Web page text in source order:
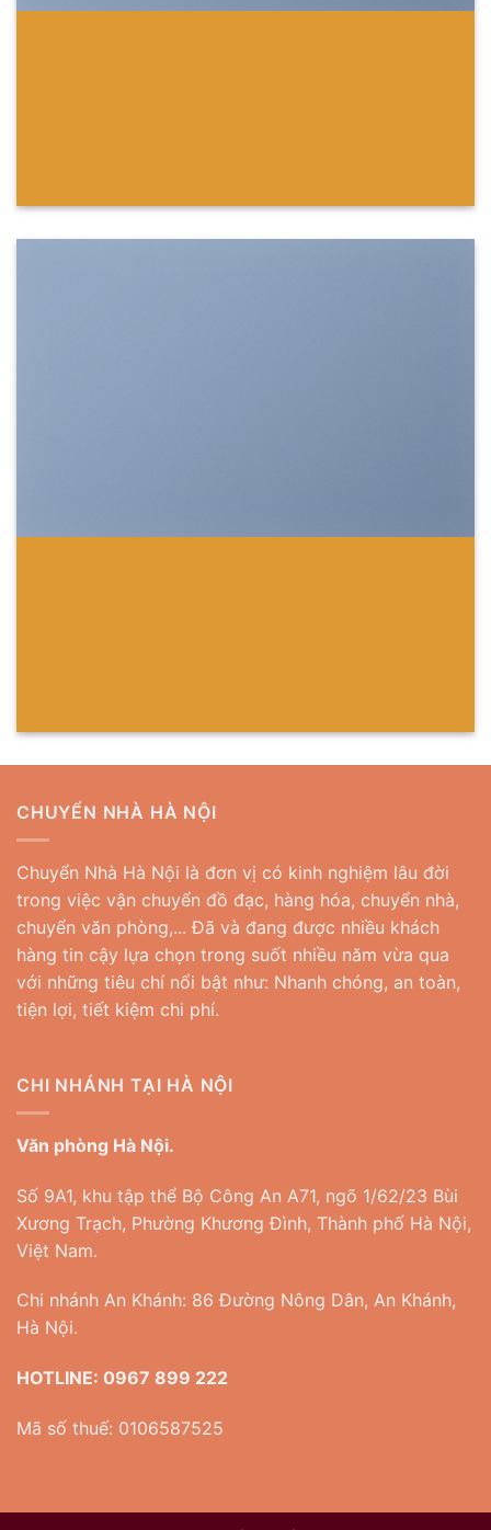
CHUYỂN NHÀ HÀ NỘI
Chuyển Nhà Hà Nội là đơn vị có kinh nghiệm lâu đời
trong việc vận chuyển đồ đạc, hàng hóa, chuyển nhà,
chuyển văn phòng,... Đã và đang được nhiều khách
hàng tin cậy lựa chọn trong suốt nhiều năm vừa qua
với những tiêu chí nổi bật như: Nhanh chóng, an toàn,
tiện lợi, tiết kiệm chi phí.
CHI NHÁNH TẠI HÀ NỘI
Văn phòng Hà Nội.
Số 9A1, khu tập thể Bộ Công An A71, ngõ 1/62/23 Bùi
Xương Trạch, Phường Khương Đình, Thành phố Hà Nội,
Việt Nam.
Chi nhánh An Khánh: 86 Đường Nông Dân, An Khánh,
Hà Nội.
HOTLINE: 0967 899 222
Mã số thuế: 0106587525